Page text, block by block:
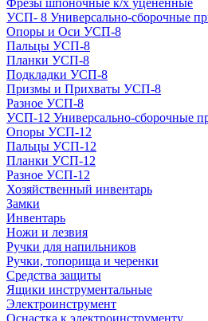
Фрезы шпоночные к/х уцененные
УСП- 8 Универсально-сборочные
Опоры и Оси УСП-8
Пальцы УСП-8
Планки УСП-8
Подкладки УСП-8
Призмы и Прихваты УСП-8
Разное УСП-8
УСП-12 Универсально-сборочные
Опоры УСП-12
Пальцы УСП-12
Планки УСП-12
Разное УСП-12
Хозяйственный инвентарь
Замки
Инвентарь
Ножи и лезвия
Ручки для напильников
Ручки, топорища и черенки
Средства защиты
Ящики инструментальные
Электроинструмент
Оснастка к электроинструменту